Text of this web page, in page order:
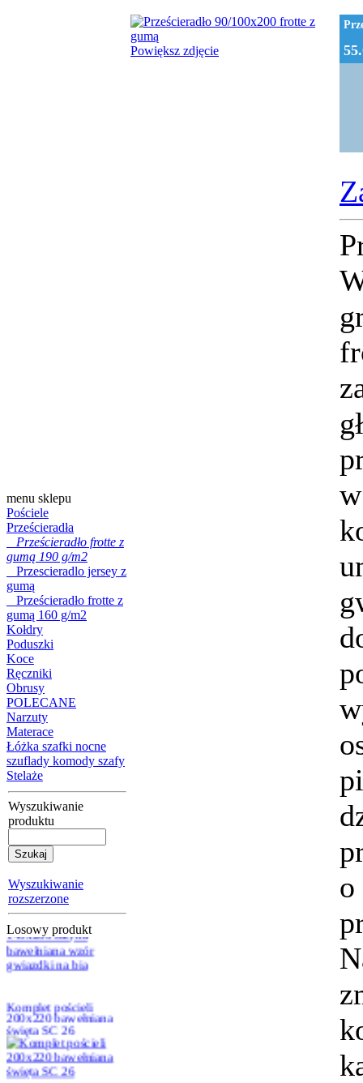
menu sklepu
Pościele
Prześcieradła
Prześcieradło frotte z
gumą 190 g/m2
Przescieradlo jersey z
gumą
Prześcieradło frotte z
gumą 160 g/m2
Kołdry
Poduszki
Koce
Ręczniki
Obrusy
POLECANE
Narzuty
Materace
Łóżka szafki nocne
szuflady komody szafy
Stelaże
Wyszukiwanie
produktu
Wyszukiwanie
rozszerzone
Losowy produkt
Komplet pościeli
święta SC 50
Komplet pościeli
140x200 satyna
bawełniana wzór
gwiazdki na bia
Komplet pościeli
200x220 bawełniana
święta SC 26
Powiększ zdjęcie
o